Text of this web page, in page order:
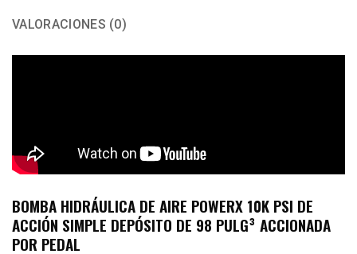
VALORACIONES (0)
BOMBA HIDRÁULICA DE AIRE POWERX 10K PSI DE
ACCIÓN SIMPLE DEPÓSITO DE 98 PULG³ ACCIONADA
POR PEDAL